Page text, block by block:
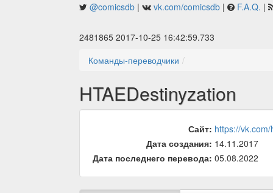
@comicsdb | vk.com/comicsdb | F.A.Q. |
2481865 2017-10-25 16:42:59.733
Команды-переводчики
HTAEDestinyzation
Сайт: https://
Дата создания: 14.11.2017
Дата последнего перевода: 05.08.2022